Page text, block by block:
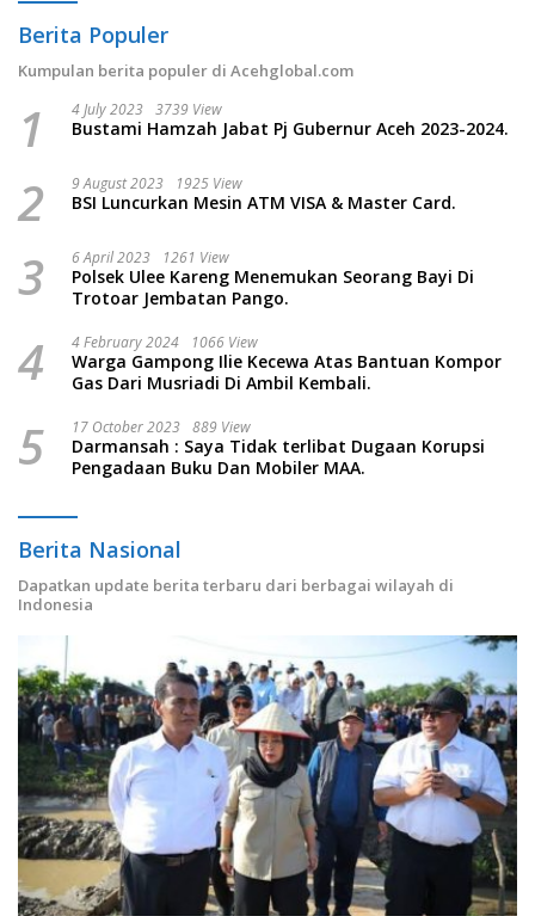
Berita Populer
Kumpulan berita populer di Acehglobal.com
1 4 July 2023 3739 View
Bustami Hamzah Jabat Pj Gubernur Aceh 2023-2024.
2 9 August 2023 1925 View
BSI Luncurkan Mesin ATM VISA & Master Card.
3 6 April 2023 1261 View
Polsek Ulee Kareng Menemukan Seorang Bayi Di
Trotoar Jembatan Pango.
4 4 February 2024 1066 View
Warga Gampong Ilie Kecewa Atas Bantuan Kompor
Gas Dari Musriadi Di Ambil Kembali.
5 17 October 2023 889 View
Darmansah : Saya Tidak terlibat Dugaan Korupsi
Pengadaan Buku Dan Mobiler MAA.
Berita Nasional
Dapatkan update berita terbaru dari berbagai wilayah di
Indonesia